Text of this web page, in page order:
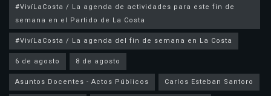
#VivíLaCosta / La agenda de actividades para este fin de
semana en el Partido de La Costa
#VivíLaCosta / La agenda del fin de semana en La Costa
6 de agosto
8 de agosto
Asuntos Docentes - Actos Públicos
Carlos Esteban Santoro